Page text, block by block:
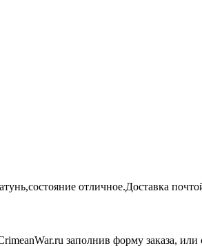
отличное.Доставка
заполнив форму заказа,